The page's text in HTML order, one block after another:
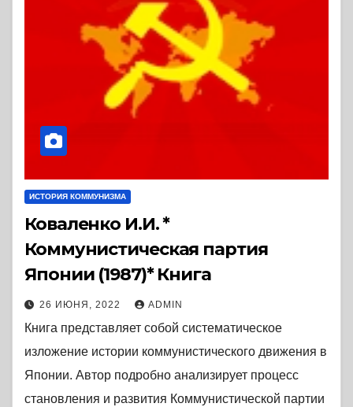
ИСТОРИЯ КОММУНИЗМА
Коваленко И.И. *
Коммунистическая партия
Японии (1987)* Книга
26 ИЮНЯ, 2022 ADMIN
Книга представляет собой систематическое
изложение истории коммунистического движения в
Японии. Автор подробно анализирует процесс
становления и развития Коммунистической партии